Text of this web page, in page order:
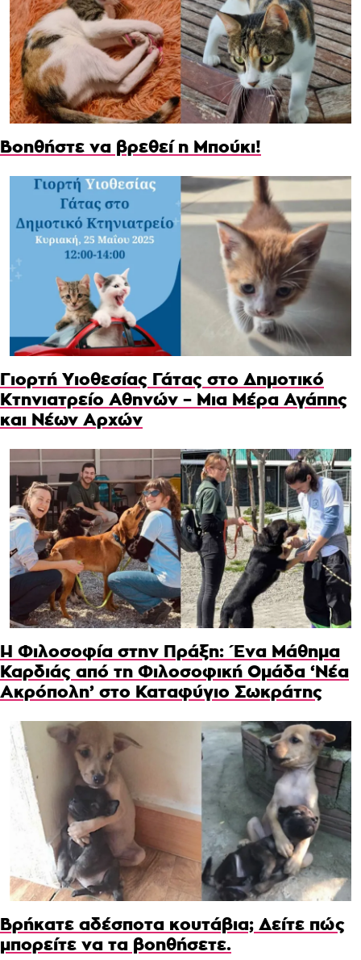
Βοηθήστε να βρεθεί η Μπούκι!
Γιορτή Υιοθεσίας Γάτας στο Δημοτικό
Κτηνιατρείο Αθηνών – Μια Μέρα Αγάπης
και Νέων Αρχών
Η Φιλοσοφία στην Πράξη: Ένα Μάθημα
Καρδιάς από τη Φιλοσοφική Ομάδα ‘Νέα
Ακρόπολη’ στο Καταφύγιο Σωκράτης
Βρήκατε αδέσποτα κουτάβια; Δείτε πώς
μπορείτε να τα βοηθήσετε.